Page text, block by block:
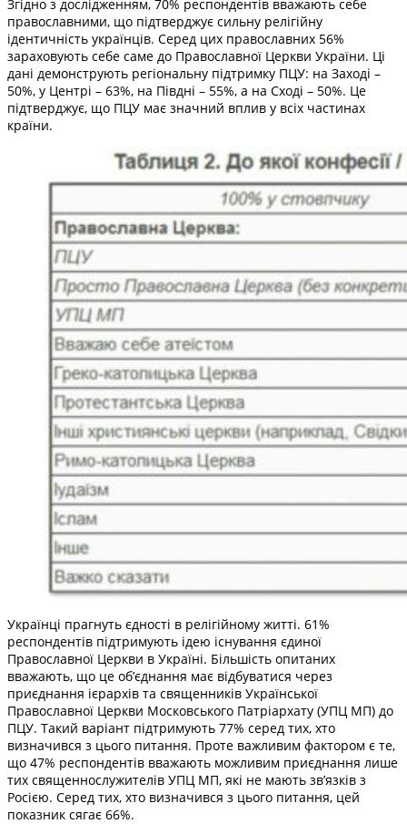
Згідно з дослідженням, 70% респондентів вважають себе
православними, що підтверджує сильну релігійну
ідентичність українців. Серед цих православних 56%
зараховують себе саме до Православної Церкви України. Ці
дані демонструють регіональну підтримку ПЦУ: на Заході –
50%, у Центрі – 63%, на Півдні – 55%, а на Сході – 50%. Це
підтверджує, що ПЦУ має значний вплив у всіх частинах
країни.
Українці прагнуть єдності в релігійному житті. 61%
респондентів підтримують ідею існування єдиної
Православної Церкви в Україні. Більшість опитаних
вважають, що це об’єднання має відбуватися через
приєднання ієрархів та священників Української
Православної Церкви Московського Патріархату (УПЦ МП) до
ПЦУ. Такий варіант підтримують 77% серед тих, хто
визначився з цього питання. Проте важливим фактором є те,
що 47% респондентів вважають можливим приєднання лише
тих священнослужителів УПЦ МП, які не мають зв’язків з
Росією. Серед тих, хто визначився з цього питання, цей
показник сягає 66%.